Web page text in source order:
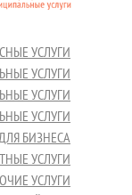
УСЛУГИ
УСЛУГИ
УСЛУГИ
УСЛУГИ
БИЗНЕСА
УСЛУГИ
УСЛУГИ